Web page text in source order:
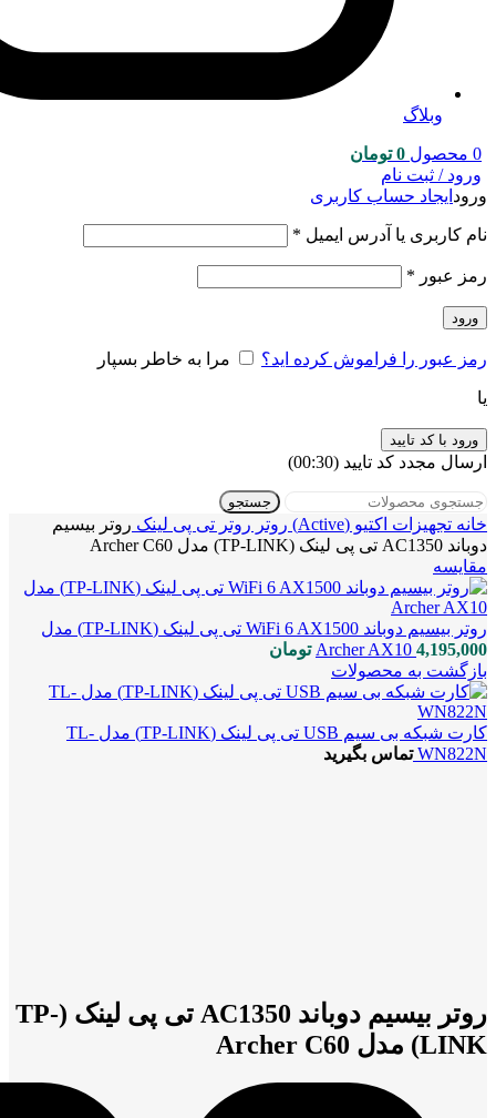
وبلاگ
0 محصول 0 تومان
ورود / ثبت نام
ورود ایجاد حساب کاربری
نام کاربری یا آدرس ایمیل *
رمز عبور *
ورود
رمز عبور را فراموش کرده اید؟ مرا به خاطر بسپار
یا
ورود با کد تایید
ارسال مجدد کد تایید (00:
30
)
جستجو
خانه تجهیزات اکتیو (Active) روتر روتر تی پی لینک روتر بیسیم
دوباند AC1350 تی پی لینک (TP-LINK) مدل Archer C60
مقایسه
روتر بیسیم دوباند WiFi 6 AX1500 تی پی لینک (TP-LINK) مدل
Archer AX10 4,195,000
تومان
بازگشت به محصولات
کارت شبکه بی سیم USB تی پی لینک (TP-LINK) مدل TL-
WN822N تماس بگیرید
روتر بیسیم دوباند AC1350 تی پی لینک (TP-
LINK) مدل Archer C60